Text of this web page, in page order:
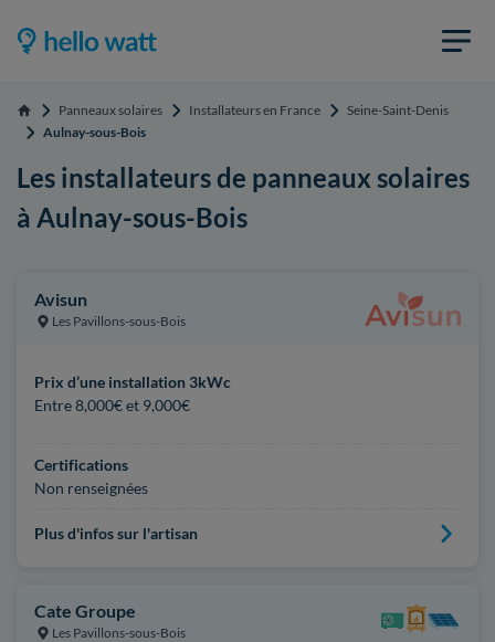
Accueil Panneaux solaires Installateurs en France
Seine-Saint-Denis
Aulnay-sous-Bois
Les installateurs de panneaux solaires
à Aulnay-sous-Bois
Avisun
Les Pavillons-sous-Bois
Prix d’une installation 3kWc
Entre 8,000€ et 9,000€
Certifications
Non renseignées
Plus d'infos sur l'artisan
Cate Groupe
Les Pavillons-sous-Bois